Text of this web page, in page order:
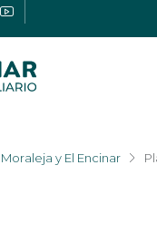
y El Encinar